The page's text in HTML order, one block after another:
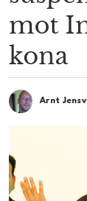
mot
kona
Arnt